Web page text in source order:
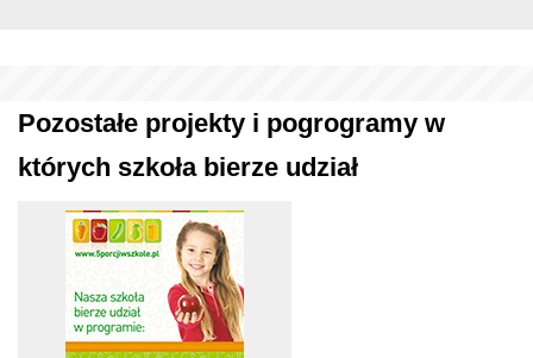
Pozostałe projekty i pogrogramy w
których szkoła bierze udział